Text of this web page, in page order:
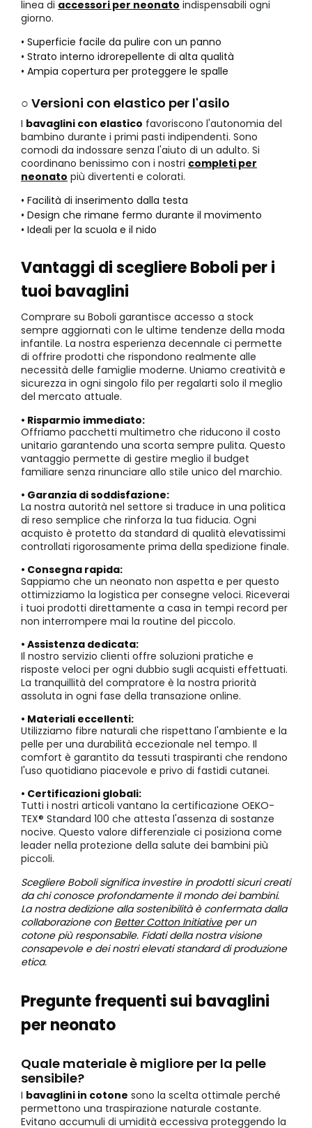
linea di accessori per neonato indispensabili ogni
giorno.
• Superficie facile da pulire con un panno
• Strato interno idrorepellente di alta qualità
• Ampia copertura per proteggere le spalle
○ Versioni con elastico per l'asilo
I bavaglini con elastico favoriscono l'autonomia del
bambino durante i primi pasti indipendenti. Sono
comodi da indossare senza l'aiuto di un adulto. Si
coordinano benissimo con i nostri completi per
neonato più divertenti e colorati.
• Facilità di inserimento dalla testa
• Design che rimane fermo durante il movimento
• Ideali per la scuola e il nido
Vantaggi di scegliere Boboli per i
tuoi bavaglini
Comprare su Boboli garantisce accesso a stock
sempre aggiornati con le ultime tendenze della moda
infantile. La nostra esperienza decennale ci permette
di offrire prodotti che rispondono realmente alle
necessità delle famiglie moderne. Uniamo creatività e
sicurezza in ogni singolo filo per regalarti solo il meglio
del mercato attuale.
• Risparmio immediato:
Offriamo pacchetti multimetro che riducono il costo
unitario garantendo una scorta sempre pulita. Questo
vantaggio permette di gestire meglio il budget
familiare senza rinunciare allo stile unico del marchio.
• Garanzia di soddisfazione:
La nostra autorità nel settore si traduce in una politica
di reso semplice che rinforza la tua fiducia. Ogni
acquisto è protetto da standard di qualità elevatissimi
controllati rigorosamente prima della spedizione finale.
• Consegna rapida:
Sappiamo che un neonato non aspetta e per questo
ottimizziamo la logistica per consegne veloci. Riceverai
i tuoi prodotti direttamente a casa in tempi record per
non interrompere mai la routine del piccolo.
• Assistenza dedicata:
Il nostro servizio clienti offre soluzioni pratiche e
risposte veloci per ogni dubbio sugli acquisti effettuati.
La tranquillità del compratore è la nostra priorità
assoluta in ogni fase della transazione online.
• Materiali eccellenti:
Utilizziamo fibre naturali che rispettano l'ambiente e la
pelle per una durabilità eccezionale nel tempo. Il
comfort è garantito da tessuti traspiranti che rendono
l'uso quotidiano piacevole e privo di fastidi cutanei.
• Certificazioni globali:
Tutti i nostri articoli vantano la certificazione OEKO-
TEX® Standard 100 che attesta l'assenza di sostanze
nocive. Questo valore differenziale ci posiziona come
leader nella protezione della salute dei bambini più
piccoli.
Scegliere Boboli significa investire in prodotti sicuri creati
da chi conosce profondamente il mondo dei bambini.
La nostra dedizione alla sostenibilità è confermata dalla
collaborazione con Better Cotton Initiativeper un
cotone più responsabile. Fidati della nostra visione
consapevole e dei nostri elevati standard di produzione
etica.
Pregunte frequenti sui bavaglini
per neonato
Quale materiale è migliore per la pelle
sensibile?
I bavaglini in cotone sono la scelta ottimale perché
permettono una traspirazione naturale costante.
Evitano accumuli di umidità eccessiva proteggendo la